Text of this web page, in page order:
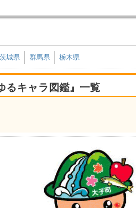
茨城県 群馬県 栃木県
るキャラ図鑑』一覧